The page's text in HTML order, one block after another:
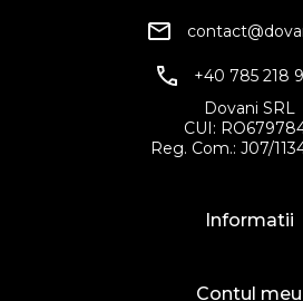
+40 785 218
Dovani SRL
CUI:
Reg. Com.: J07/
Informatii
Contul meu